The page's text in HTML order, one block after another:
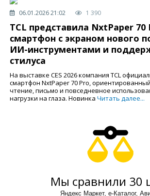
06.01.2026 21:02 1 390
TCL представила NxtPaper 70
смартфон с экраном нового
ИИ-инструментами и
стилуса
На выставке CES 2026 компания TCL
смартфон NxtPaper 70 Pro,
чтение, письмо и повседневное
нагрузки на глаза. Новинка Читать далее...
Мы сравнили 30
Яндекс Маркет, е-Каталог,